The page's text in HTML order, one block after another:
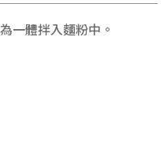
一體拌入麵粉中。